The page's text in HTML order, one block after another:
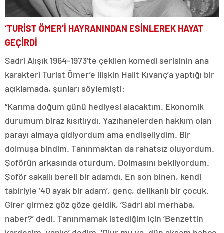
‘TURİST ÖMER’İ HAYRANINDAN ESİNLEREK HAYAT
GEÇİRDİ
Sadri Alışık 1964-1973’te çekilen komedi serisinin ana
karakteri Turist Ömer’e ilişkin Halit Kıvanç’a yaptığı bir
açıklamada, şunları söylemişti:
“Karıma doğum günü hediyesi alacaktım. Ekonomik
durumum biraz kısıtlıydı. Yazıhanelerden hakkım olan
parayı almaya gidiyordum ama endişeliydim. Bir
dolmuşa bindim. Tanınmaktan da rahatsız oluyordum.
Şoförün arkasında oturdum. Dolmasını bekliyordum.
Şoför sakallı bereli bir adamdı. En son binen, kendi
tabiriyle ’40 ayak bir adam’, genç, delikanlı bir çocuk.
Girer girmez göz göze geldik, ‘Sadri abi merhaba,
naber?’ dedi. Tanınmamak istediğim için ‘Benzettin